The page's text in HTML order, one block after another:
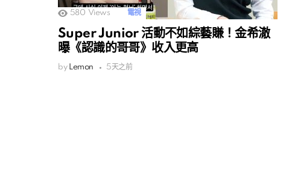
580 Views 電視
Super Junior 活動不如綜藝賺！金希澈
曝《認識的哥哥》收入更高
by Lemon 5天之前